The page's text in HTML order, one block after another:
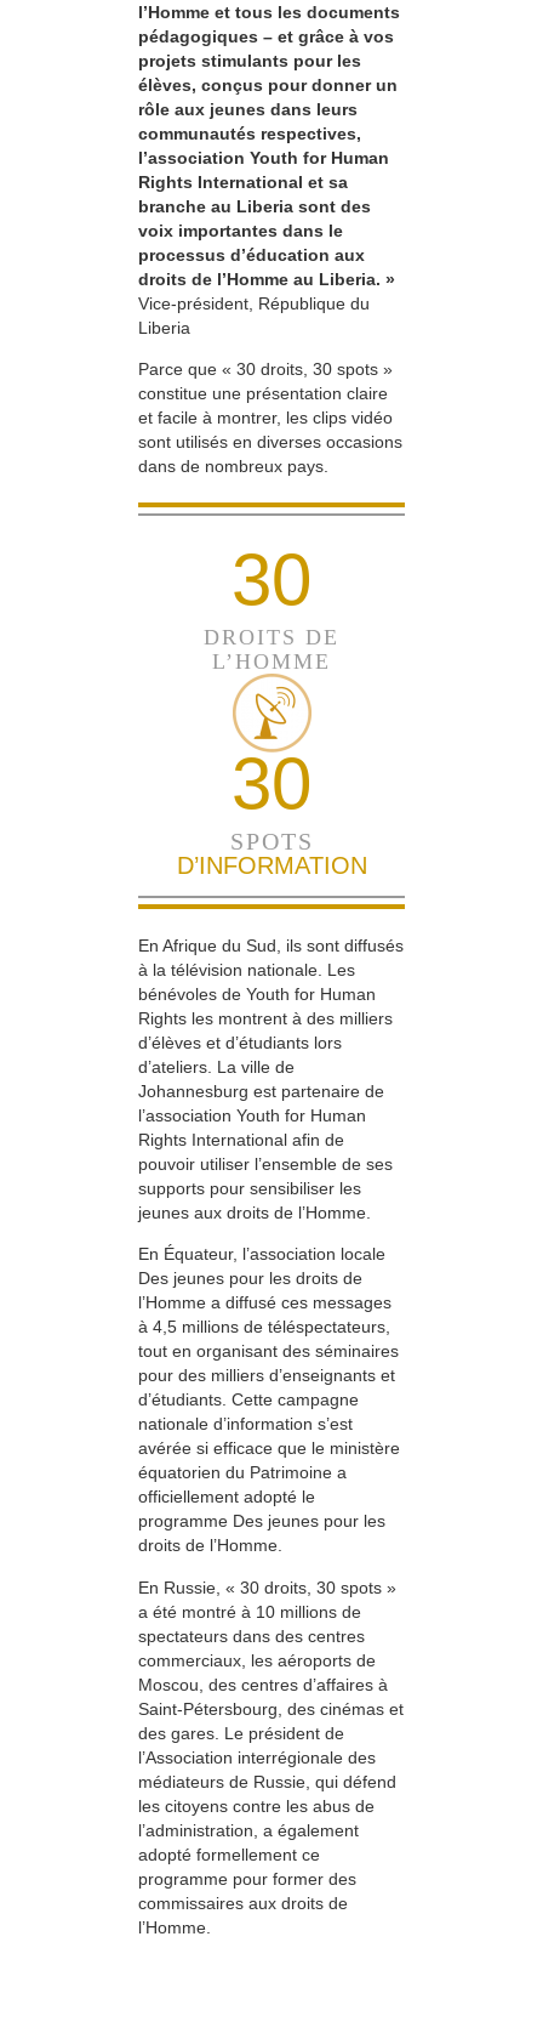
l’Homme et tous les documents
pédagogiques – et grâce à vos
projets stimulants pour les
élèves, conçus pour donner un
rôle aux jeunes dans leurs
communautés respectives,
l’association Youth for Human
Rights International et sa
branche au Liberia sont des
voix importantes dans le
processus d’éducation aux
droits de l’Homme au Liberia. »
Vice-président, République du
Liberia
Parce que « 30 droits, 30 spots »
constitue une présentation claire
et facile à montrer, les clips vidéo
sont utilisés en diverses occasions
dans de nombreux pays.
30
DROITS DE
L’HOMME
30
SPOTS
D’INFORMATION
En Afrique du Sud, ils sont diffusés
à la télévision nationale. Les
bénévoles de Youth for Human
Rights les montrent à des milliers
d’élèves et d’étudiants lors
d’ateliers. La ville de
Johannesburg est partenaire de
l’association Youth for Human
Rights International afin de
pouvoir utiliser l’ensemble de ses
supports pour sensibiliser les
jeunes aux droits de l’Homme.
En Équateur, l’association locale
Des jeunes pour les droits de
l’Homme a diffusé ces messages
à 4,5 millions de téléspectateurs,
tout en organisant des séminaires
pour des milliers d’enseignants et
d’étudiants. Cette campagne
nationale d’information s’est
avérée si efficace que le ministère
équatorien du Patrimoine a
officiellement adopté le
programme Des jeunes pour les
droits de l’Homme.
En Russie, « 30 droits, 30 spots »
a été montré à 10 millions de
spectateurs dans des centres
commerciaux, les aéroports de
Moscou, des centres d’affaires à
Saint-Pétersbourg, des cinémas et
des gares. Le président de
l’Association interrégionale des
médiateurs de Russie, qui défend
les citoyens contre les abus de
l’administration, a également
adopté formellement ce
programme pour former des
commissaires aux droits de
l’Homme.